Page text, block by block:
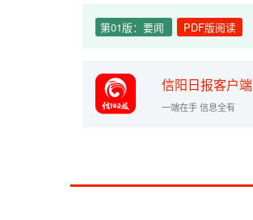
第01版：要闻 PDF版阅读
信阳日报客户端
一端在手 信息全有